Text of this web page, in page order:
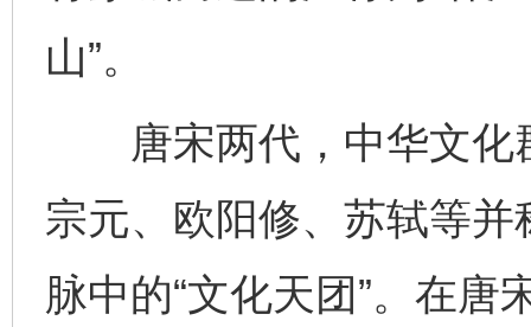
山”。
唐宋两代，中华文化
宗元、欧阳修、苏轼等并
脉中的“文化天团”。在